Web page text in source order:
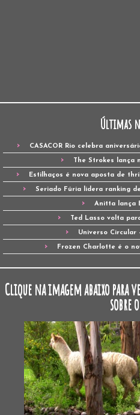
Últimas
CASACOR Rio celebra
The Strokes lança
Estilhaços é nova aposta de
Seriado Fúria lidera ranking
Anitta lança
Ted Lasso volta
Universo Circular
Frozen Charlotte é o
Clique na imagem abaixo para
sobre